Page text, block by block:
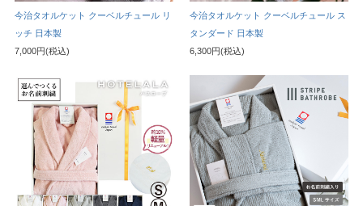
今治タオルケット クーベルチュール リ
ッチ 日本製
7,000円(税込)
今治タオルケット クーベルチュール ス
タンダード 日本製
6,300円(税込)